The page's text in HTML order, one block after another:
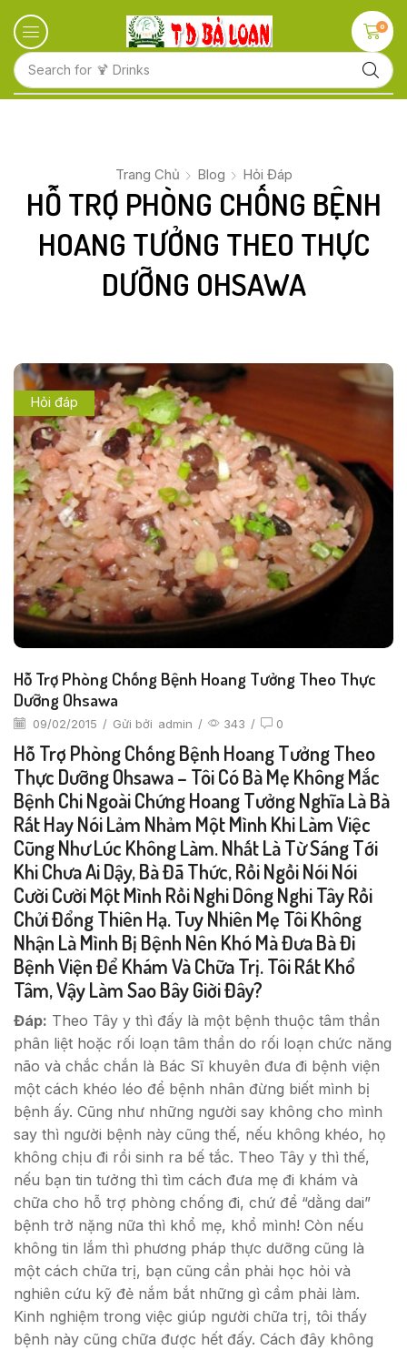
Search for 🍋 Fruits
0
Trang Chủ Blog Hỏi Đáp
HỖ TRỢ PHÒNG CHỐNG BỆNH
HOANG TƯỞNG THEO THỰC
DƯỠNG OHSAWA
Hỏi đáp
Hỗ Trợ Phòng Chống Bệnh Hoang Tưởng Theo Thực
Dưỡng Ohsawa
09/02/2015 / Gửi bởi admin / 343 / 0
Hỗ Trợ Phòng Chống Bệnh Hoang Tưởng Theo
Thực Dưỡng Ohsawa – Tôi Có Bà Mẹ Không Mắc
Bệnh Chi Ngoài Chứng Hoang Tưởng Nghĩa Là Bà
Rất Hay Nói Lảm Nhảm Một Mình Khi Làm Việc
Cũng Như Lúc Không Làm. Nhất Là Từ Sáng Tới
Khi Chưa Ai Dậy, Bà Đã Thức, Rồi Ngồi Nói Nói
Cười Cười Một Mình Rồi Nghi Dông Nghi Tây Rồi
Chửi Đổng Thiên Hạ. Tuy Nhiên Mẹ Tôi Không
Nhận Là Mình Bị Bệnh Nên Khó Mà Đưa Bà Đi
Bệnh Viện Để Khám Và Chữa Trị. Tôi Rất Khổ
Tâm, Vậy Làm Sao Bây Giời Đây?
Đáp: Theo Tây y thì đấy là một bệnh thuộc tâm thần
phân liệt hoặc rối loạn tâm thần do rối loạn chức năng
não và chắc chắn là Bác Sĩ khuyên đưa đi bệnh viện
một cách khéo léo để bệnh nhân đừng biết mình bị
bệnh ấy. Cũng như những người say không cho mình
say thì người bệnh này cũng thế, nếu không khéo, họ
không chịu đi rồi sinh ra bế tắc. Theo Tây y thì thế,
nếu bạn tin tưởng thì tìm cách đưa mẹ đi khám và
chữa cho hỗ trợ phòng chống đi, chứ để “dằng dai”
bệnh trở nặng nữa thì khổ mẹ, khổ mình! Còn nếu
không tin lắm thì phương pháp thực dưỡng cũng là
một cách chữa trị, bạn cũng cần phải học hỏi và
nghiên cứu kỹ đẻ nắm bắt những gì cầm phải làm.
Kinh nghiệm trong việc giúp người chữa trị, tôi thấy
bệnh này cũng chữa được hết đấy. Cách đây không